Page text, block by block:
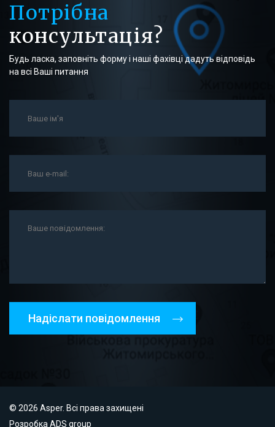
Потрібна
консультація?
Будь ласка, заповніть форму і наші фахівці дадуть відповідь
на всі Ваші питання
Надіслати повідомлення
© 2026 Asper. Всі права захищені
РозробкаADS group